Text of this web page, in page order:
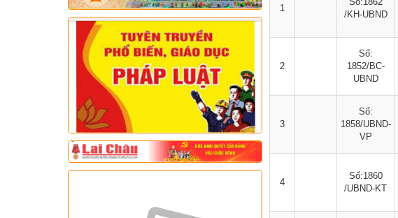
1
/KH-UBND
2
Số:
1852/BC-
UBND
3
Số:
1858/UBND-
VP
4
Số:1860
/UBND-KT